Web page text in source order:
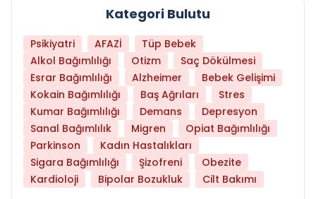
Kategori Bulutu
Psikiyatri AFAZİ
Tüp Bebek
Alkol Bağımlılığı
Otizm
Saç Dökülmesi
Esrar Bağımlılığı
Alzheimer
Bebek Gelişimi
Kokain Bağımlılığı
Baş Ağrıları
Stres
Kumar Bağımlılığı
Demans
Depresyon
Sanal Bağımlılık
Migren
Opiat Bağımlılığı
Parkinson
Kadın Hastalıkları
Sigara Bağımlılığı
Şizofreni
Obezite
Kardioloji
Bipolar Bozukluk Cilt Bakımı